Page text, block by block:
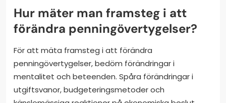
Hur mäter man framsteg i att
förändra penningövertygelser?
För att mäta framsteg i att förändra
penningövertygelser, bedöm förändringar i
mentalitet och beteenden. Spåra förändringar i
utgiftsvanor, budgeteringsmetoder och